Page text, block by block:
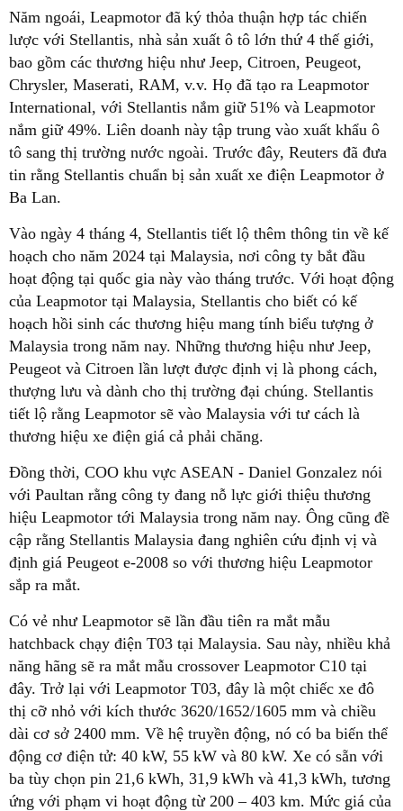
Năm ngoái, Leapmotor đã ký thỏa thuận hợp tác chiến
lược với Stellantis, nhà sản xuất ô tô lớn thứ 4 thế giới,
bao gồm các thương hiệu như Jeep, Citroen, Peugeot,
Chrysler, Maserati, RAM, v.v. Họ đã tạo ra Leapmotor
International, với Stellantis nắm giữ 51% và Leapmotor
nắm giữ 49%. Liên doanh này tập trung vào xuất khẩu ô
tô sang thị trường nước ngoài. Trước đây, Reuters đã đưa
tin rằng Stellantis chuẩn bị sản xuất xe điện Leapmotor ở
Ba Lan.
Vào ngày 4 tháng 4, Stellantis tiết lộ thêm thông tin về kế
hoạch cho năm 2024 tại Malaysia, nơi công ty bắt đầu
hoạt động tại quốc gia này vào tháng trước. Với hoạt động
của Leapmotor tại Malaysia, Stellantis cho biết có kế
hoạch hồi sinh các thương hiệu mang tính biểu tượng ở
Malaysia trong năm nay. Những thương hiệu như Jeep,
Peugeot và Citroen lần lượt được định vị là phong cách,
thượng lưu và dành cho thị trường đại chúng. Stellantis
tiết lộ rằng Leapmotor sẽ vào Malaysia với tư cách là
thương hiệu xe điện giá cả phải chăng.
Đồng thời, COO khu vực ASEAN - Daniel Gonzalez nói
với Paultan rằng công ty đang nỗ lực giới thiệu thương
hiệu Leapmotor tới Malaysia trong năm nay. Ông cũng đề
cập rằng Stellantis Malaysia đang nghiên cứu định vị và
định giá Peugeot e-2008 so với thương hiệu Leapmotor
sắp ra mắt.
Có vẻ như Leapmotor sẽ lần đầu tiên ra mắt mẫu
hatchback chạy điện T03 tại Malaysia. Sau này, nhiều khả
năng hãng sẽ ra mắt mẫu crossover Leapmotor C10 tại
đây. Trở lại với Leapmotor T03, đây là một chiếc xe đô
thị cỡ nhỏ với kích thước 3620/1652/1605 mm và chiều
dài cơ sở 2400 mm. Về hệ truyền động, nó có ba biến thể
động cơ điện tử: 40 kW, 55 kW và 80 kW. Xe có sẵn với
ba tùy chọn pin 21,6 kWh, 31,9 kWh và 41,3 kWh, tương
ứng với phạm vi hoạt động từ 200 – 403 km. Mức giá của